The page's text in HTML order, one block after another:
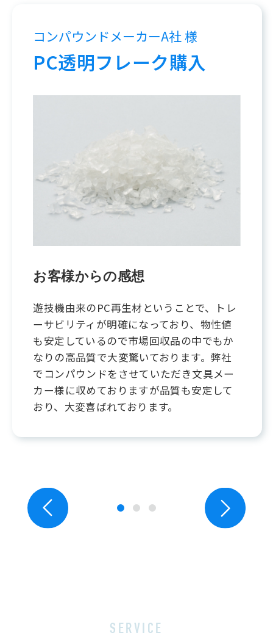
コンパウンドメーカーA社 様
PC透明フレーク購入
お客様からの感想
遊技機由来のPC再生材ということで、トレ
ーサビリティが明確になっており、物性値
も安定しているので市場回収品の中でもか
なりの高品質で大変驚いております。弊社
でコンパウンドをさせていただき文具メー
カー様に収めておりますが品質も安定して
おり、大変喜ばれております。
SERVICE